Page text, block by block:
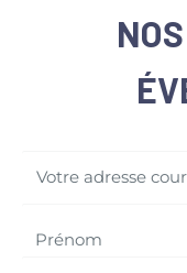
Votre adresse